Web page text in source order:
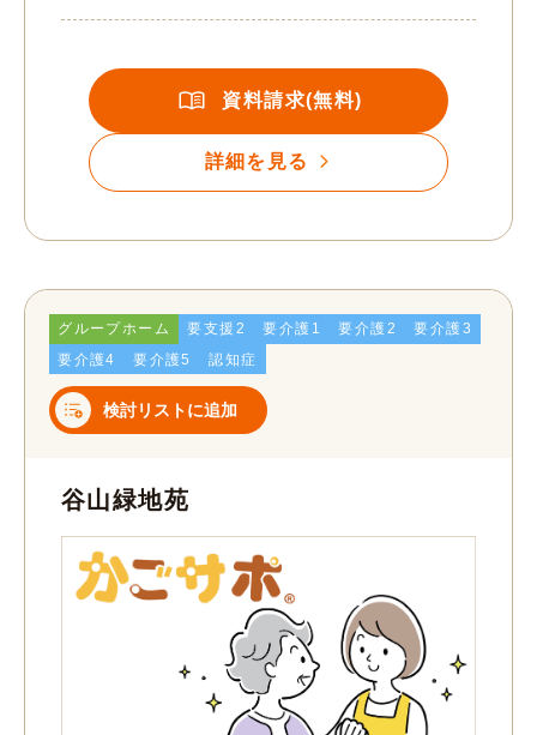
資料請求(無料)
詳細を見る
グループホーム 要支援2 要介護1 要介護2
要介護3
要介護4
要介護5 認知症
検討リストに追加
谷山緑地苑